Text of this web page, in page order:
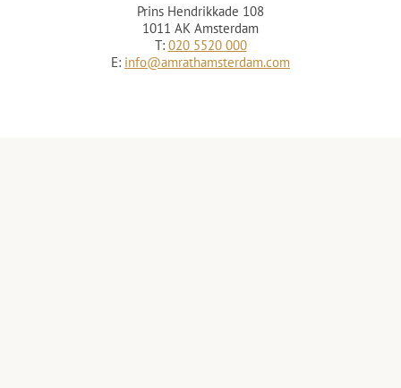
Prins Hendrikkade 108
1011 AK Amsterdam
T: 020 5520 000
E: info@amrathamsterdam.com